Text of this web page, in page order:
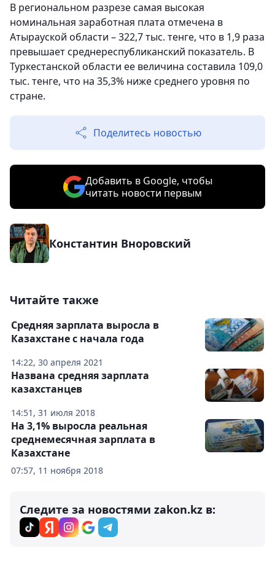
В региональном разрезе самая высокая
номинальная заработная плата отмечена в
Атырауской области – 322,7 тыс. тенге, что в 1,9 раза
превышает среднереспубликанский показатель. В
Туркестанской области ее величина составила 109,0
тыс. тенге, что на 35,3% ниже среднего уровня по
стране.
Поделитесь новостью
Добавить в Google, чтобы
читать новости первым
Константин Вноровский
Читайте также
14:22, 30 апреля 2021
Средняя зарплата выросла в
Казахстане с начала года
14:51, 31 июля 2018
Названа средняя зарплата
казахстанцев
07:57, 11 ноября 2018
На 3,1% выросла реальная
среднемесячная зарплата в
Казахстане
Следите за новостями zakon.kz в: